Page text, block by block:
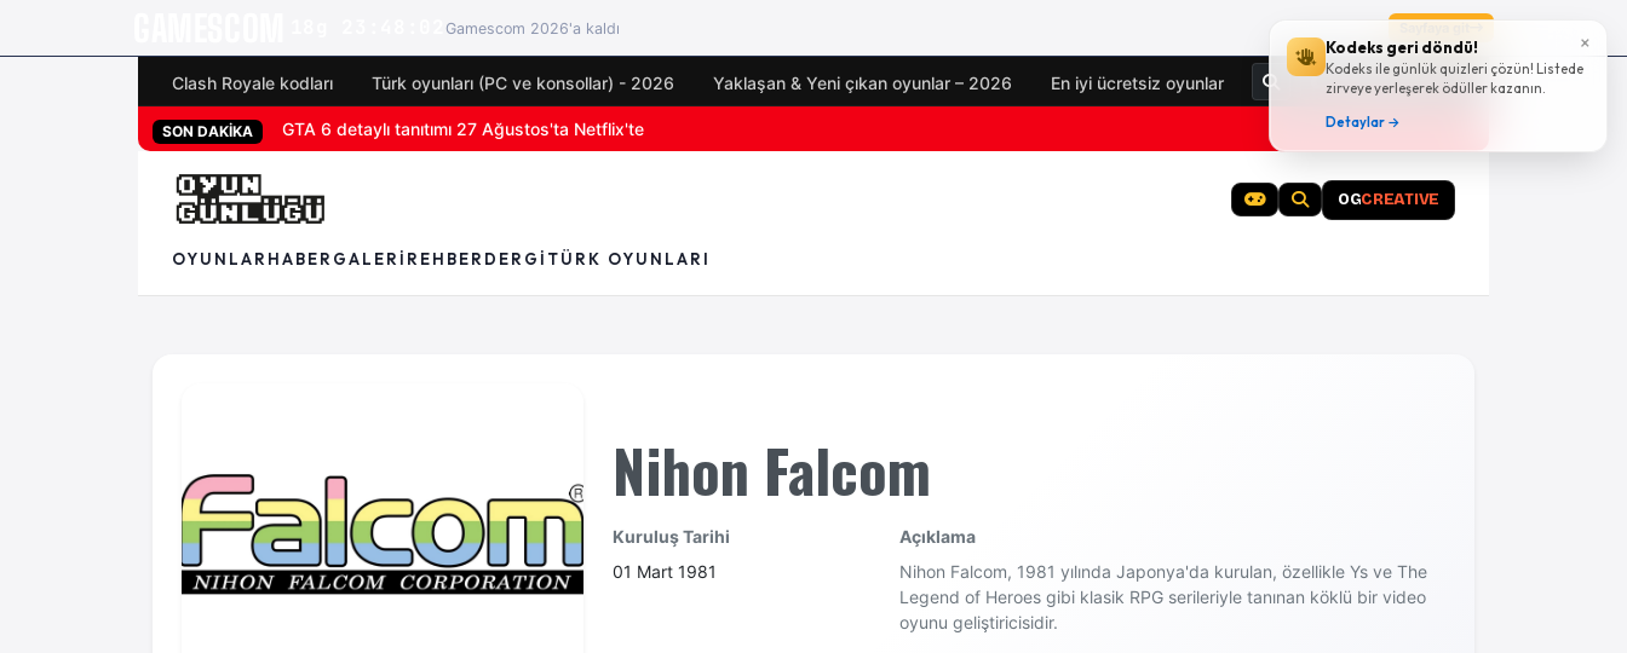
×
Kodeks geri döndü!
Kodeks ile günlük quizleri çözün! Listede
zirveye yerleşerek ödüller kazanın.
Detaylar →
Gamescom 2026'a kaldı
Clash Royale kodları Türk oyunları (PC ve konsollar) - 2026 Yaklaşan & Yeni çıkan oyunlar – 2026 En iyi ücretsiz oyunlar Giriş Yap
SON DAKİKA GTA 6 detaylı tanıtımı 27 Ağustos'ta Netflix'te
OGCREATIVE
OYUNLAR HABER GALERI REHBER DERGI TÜRK OYUNLARI
Nihon Falcom
Kuruluş Tarihi
01 Mart 1981
Açıklama
Nihon Falcom, 1981 yılında Japonya'da kurulan, özellikle Ys ve The
Legend of Heroes gibi klasik RPG serileriyle tanınan köklü bir video
oyunu geliştiricisidir.